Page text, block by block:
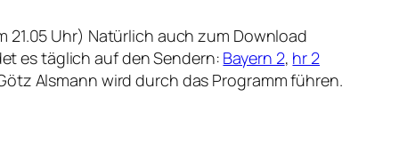
21.05 Uhr) Natürlich auch zum Download
es täglich auf den Sendern: Bayern 2, hr 2
Alsmann wird durch das Programm führen.